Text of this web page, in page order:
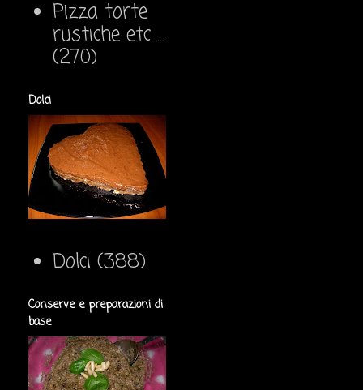
Pizza torte
rustiche etc ...
(270)
Dolci
Dolci (388)
Conserve e preparazioni di
base